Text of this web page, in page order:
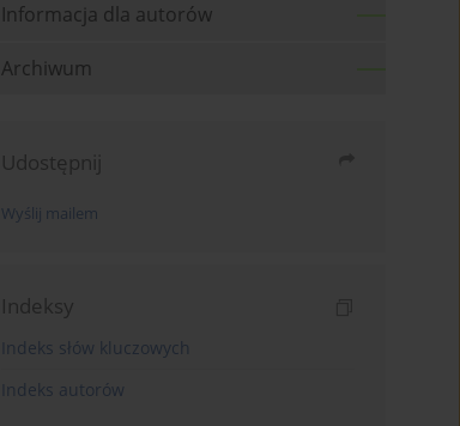
Informacja dla autorów
Archiwum
Udostępnij
Wyślij mailem
Indeksy
Indeks słów kluczowych
Indeks autorów